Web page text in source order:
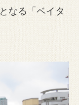
なる「ベイタ